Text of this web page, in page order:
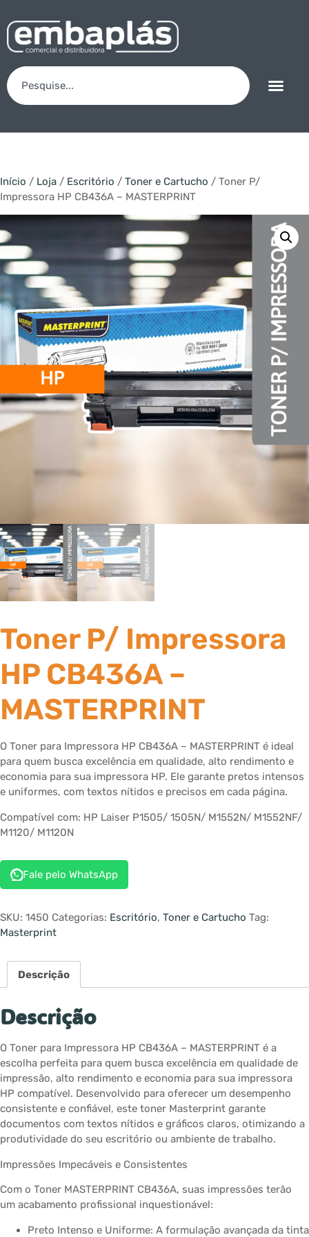
Início / Loja / Escritório / Toner e Cartucho / Toner P/
Impressora HP CB436A – MASTERPRINT
Toner P/ Impressora
HP CB436A –
MASTERPRINT
O Toner para Impressora HP CB436A – MASTERPRINT é ideal
para quem busca excelência em qualidade, alto rendimento e
economia para sua impressora HP. Ele garante pretos intensos
e uniformes, com textos nítidos e precisos em cada página.
Compatível com: HP Laiser P1505/ 1505N/ M1552N/ M1552NF/
M1120/ M1120N
Fale pelo WhatsApp
SKU: 1450 Categorias: Escritório, Toner e Cartucho Tag:
Masterprint
Descrição
Descrição
O Toner para Impressora HP CB436A – MASTERPRINT é a
escolha perfeita para quem busca excelência em qualidade de
impressão, alto rendimento e economia para sua impressora
HP compatível. Desenvolvido para oferecer um desempenho
consistente e confiável, este toner Masterprint garante
documentos com textos nítidos e gráficos claros, otimizando a
produtividade do seu escritório ou ambiente de trabalho.
Impressões Impecáveis e Consistentes
Com o Toner MASTERPRINT CB436A, suas impressões terão
um acabamento profissional inquestionável:
Preto Intenso e Uniforme: A formulação avançada da tinta